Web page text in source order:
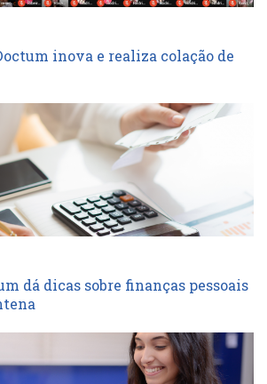
inova e realiza colação de
dá dicas sobre finanças pessoais